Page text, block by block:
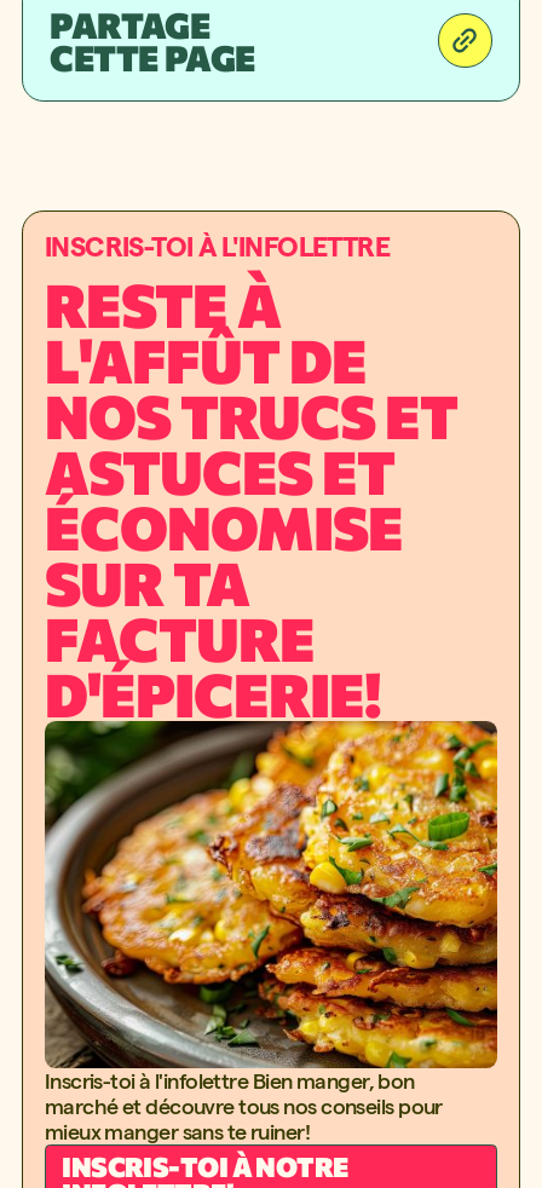
PARTAGE
CETTE PAGE
INSCRIS-TOI À L'INFOLETTRE
RESTE À
L'AFFÛT DE
NOS TRUCS ET
ASTUCES ET
ÉCONOMISE
SUR TA
FACTURE
D'ÉPICERIE!
Inscris-toi à l'infolettre Bien manger, bon
marché et découvre tous nos conseils pour
mieux manger sans te ruiner!
INSCRIS-TOI À NOTRE